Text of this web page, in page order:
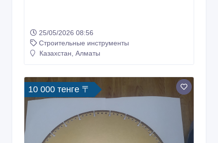
25/05/2026 08:56
Строительные инструменты
Казахстан, Алматы
10 000 тенге 〒